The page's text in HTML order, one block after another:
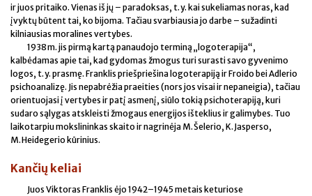
ir juos pritaiko. Vienas iš jų – paradoksas, t. y. kai sukeliamas noras, kad
įvyktų būtent tai, ko bijoma. Tačiau svarbiausia jo darbe – sužadinti
kilniausias moralines vertybes.
1938 m. jis pirmą kartą panaudojo terminą „logoterapija“,
kalbėdamas apie tai, kad gydomas žmogus turi surasti savo gyvenimo
logos, t. y. prasmę. Franklis priešpriešina logoterapiją ir Froido bei Adlerio
psichoanalizę. Jis nepabrėžia praeities (nors jos visai ir nepaneigia), tačiau
orientuojasi į vertybes ir patį asmenį, siūlo tokią psichoterapiją, kuri
sudaro sąlygas atskleisti žmogaus energijos išteklius ir galimybes. Tuo
laikotarpiu mokslininkas skaito ir nagrinėja M. Šelerio, K. Jasperso,
M. Heidegerio kūrinius.
Kančių keliai
Juos Viktoras Franklis ėjo 1942–1945 metais keturiose